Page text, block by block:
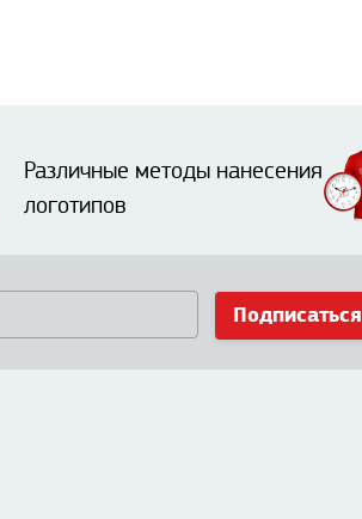
Различные методы нанесения
логотипов
Подписаться